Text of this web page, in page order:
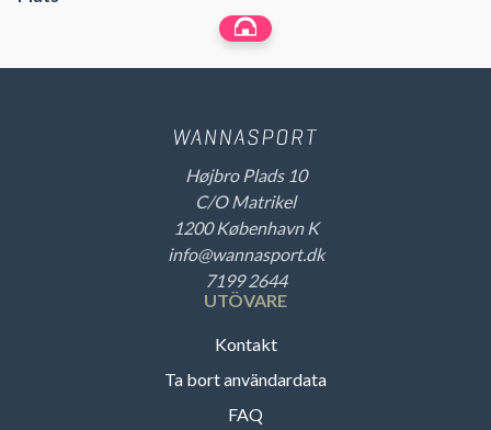
Højbro Plads 10
C/O Matrikel
1200 København K
info@wannasport.dk
7199 2644
UTÖVARE
Kontakt
Ta bort användardata
FAQ